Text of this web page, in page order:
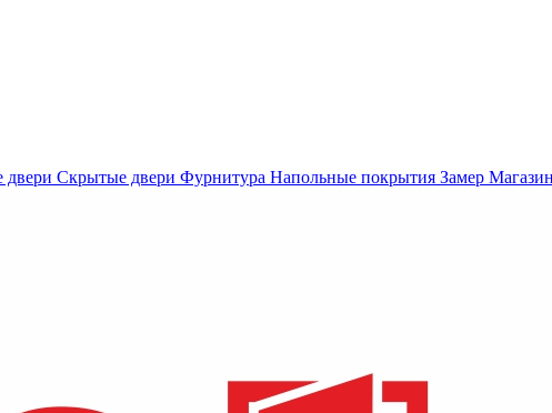
двери Скрытые двери Фурнитура Напольные покрытия Замер